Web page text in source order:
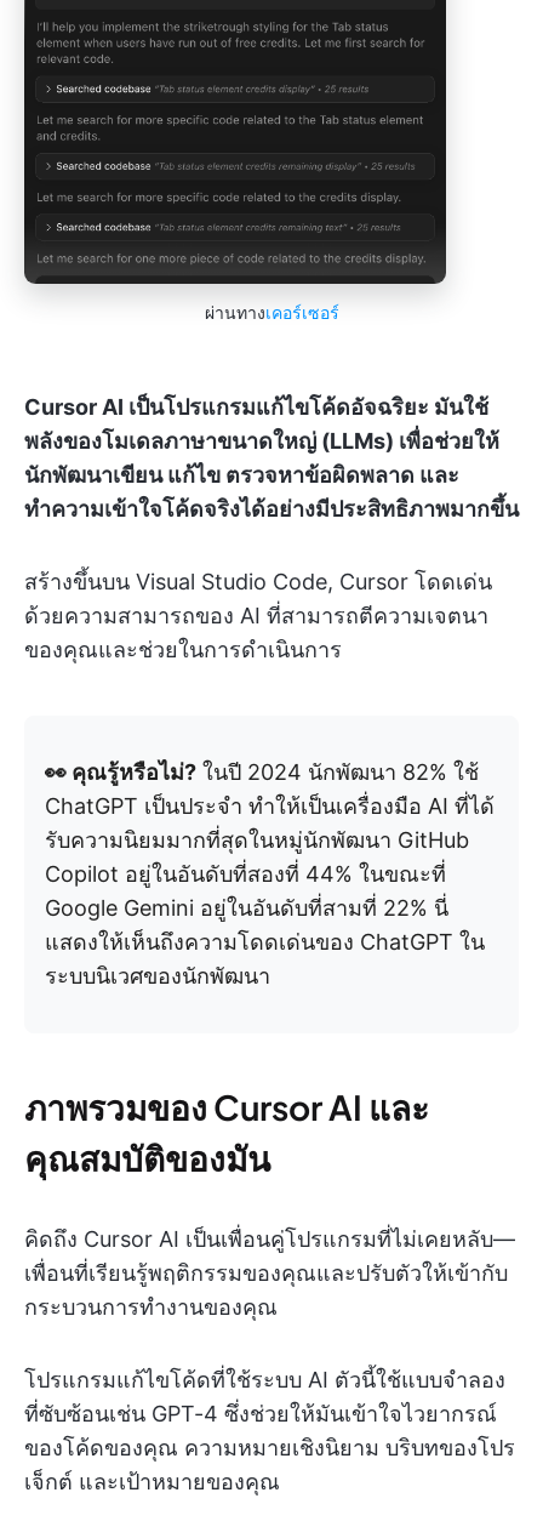
ผ่านทางเคอร์เซอร์
Cursor AI เป็นโปรแกรมแก้ไขโค้ดอัจฉริยะ มันใช้
พลังของโมเดลภาษาขนาดใหญ่ (LLMs) เพื่อช่วยให้
นักพัฒนาเขียน แก้ไข ตรวจหาข้อผิดพลาด และ
ทำความเข้าใจโค้ดจริงได้อย่างมีประสิทธิภาพมากขึ้น
สร้างขึ้นบน Visual Studio Code, Cursor โดดเด่น
ด้วยความสามารถของ AI ที่สามารถตีความเจตนา
ของคุณและช่วยในการดำเนินการ
👀 คุณรู้หรือไม่? ในปี 2024 นักพัฒนา 82% ใช้
ChatGPT เป็นประจำ ทำให้เป็นเครื่องมือ AI ที่ได้
รับความนิยมมากที่สุดในหมู่นักพัฒนา GitHub
Copilot อยู่ในอันดับที่สองที่ 44% ในขณะที่
Google Gemini อยู่ในอันดับที่สามที่ 22% นี่
แสดงให้เห็นถึงความโดดเด่นของ ChatGPT ใน
ระบบนิเวศของนักพัฒนา
ภาพรวมของ Cursor AI และ
คุณสมบัติของมัน
คิดถึง Cursor AI เป็นเพื่อนคู่โปรแกรมที่ไม่เคยหลับ—
เพื่อนที่เรียนรู้พฤติกรรมของคุณและปรับตัวให้เข้ากับ
กระบวนการทำงานของคุณ
โปรแกรมแก้ไขโค้ดที่ใช้ระบบ AI ตัวนี้ใช้แบบจำลอง
ที่ซับซ้อนเช่น GPT-4 ซึ่งช่วยให้มันเข้าใจไวยากรณ์
ของโค้ดของคุณ ความหมายเชิงนิยาม บริบทของโปร
เจ็กต์ และเป้าหมายของคุณ